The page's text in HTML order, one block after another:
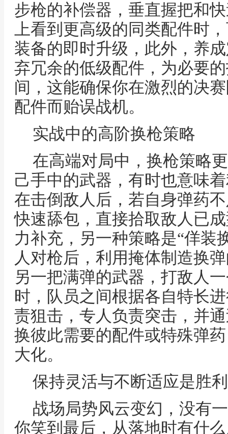
步枪的补偿器，垂直握把和
上看到更高级的同类配件时
装备的即时升级，此外，养
弃冗余的低级配件，为必要
间，这能确保你在激烈的决
配件而贻误战机。
实战中的高阶换枪策略
在高端对局中，换枪策略
己手中的武器，有时也意味
在击倒敌人后，若自身弹药
快速舔包，直接拾取敌人已
力补充，另一种策略是“佯装
人对枪后，利用掩体制造换
另一把满弹的武器，打敌人
时，队员之间根据各自特长
责狙击，专人负责突击，并
换彼此需要的配件或特殊弹
大化。
保持灵活与不断适应是胜
战场局势风云变幻，没有
你笑到最后，从落地时有什